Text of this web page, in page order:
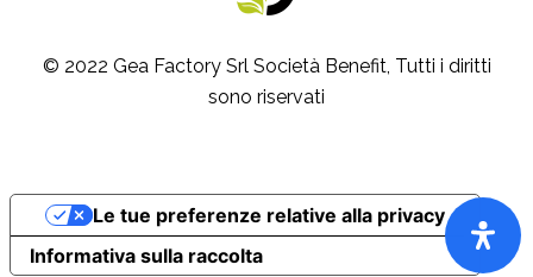
© 2022 Gea Factory Srl Società Benefit, Tutti i diritti
sono riservati
Informativa sulla raccolta
Le tue preferenze relative alla privacy